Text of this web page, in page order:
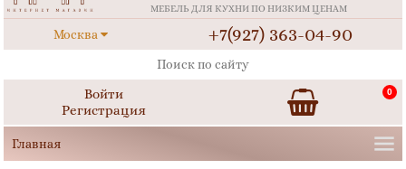
МЕБЕЛЬ ДЛЯ КУХНИ ПО НИЗКИМ ЦЕНАМ
Москва +7(927) 363-04-90
Войти
Регистрация
0